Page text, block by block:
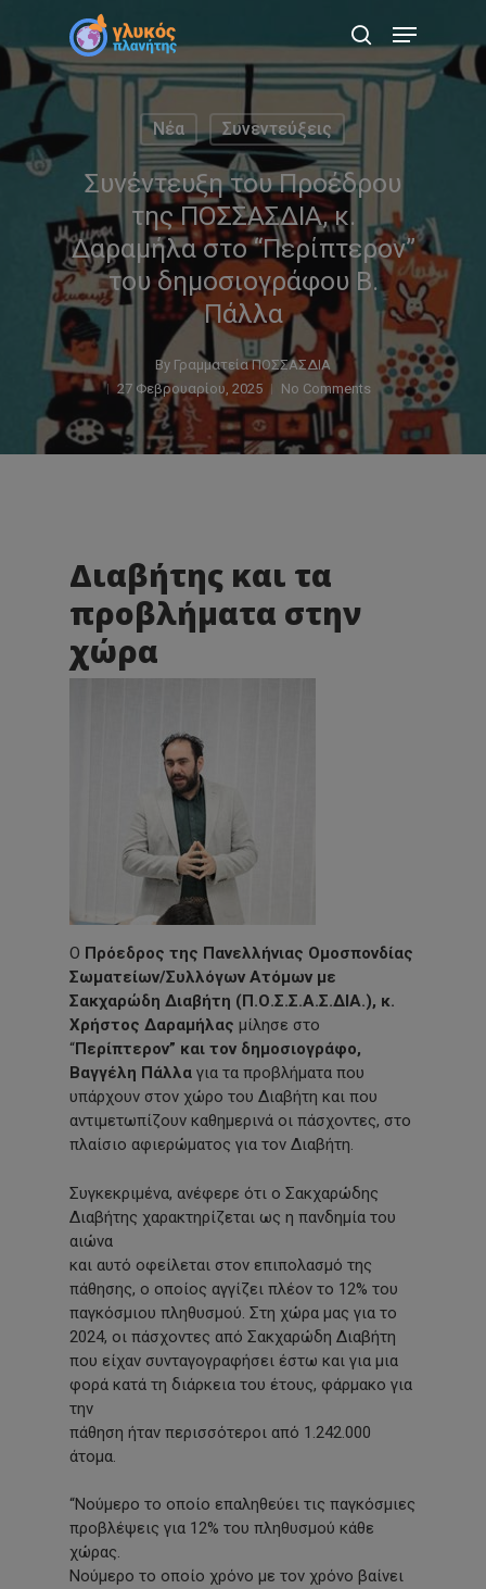
main
content
search
Menu
Νέα Συνεντεύξεις
Συνέντευξη του Προέδρου
της ΠΟΣΣΑΣΔΙΑ, κ.
Δαραμήλα στο “Περίπτερον”
του δημοσιογράφου Β.
Πάλλα
By Γραμματεία ΠΟΣΣΑΣΔΙΑ
27 Φεβρουαρίου, 2025
No Comments
Διαβήτης και τα
προβλήματα στην
χώρα
Ο Πρόεδρος της Πανελλήνιας Ομοσπονδίας
Σωματείων/Συλλόγων Ατόμων με
Σακχαρώδη Διαβήτη (Π.Ο.Σ.Σ.Α.Σ.ΔΙΑ.), κ.
Χρήστος Δαραμήλας μίλησε στο
“Περίπτερον” και τον δημοσιογράφο,
Βαγγέλη Πάλλα για τα προβλήματα που
υπάρχουν στον χώρο του Διαβήτη και που
αντιμετωπίζουν καθημερινά οι πάσχοντες, στο
πλαίσιο αφιερώματος για τον Διαβήτη.
Συγκεκριμένα, ανέφερε ότι ο Σακχαρώδης
Διαβήτης χαρακτηρίζεται ως η πανδημία του
αιώνα
και αυτό οφείλεται στον επιπολασμό της
πάθησης, ο οποίος αγγίζει πλέον το 12% του
παγκόσμιου πληθυσμού. Στη χώρα μας για το
2024, οι πάσχοντες από Σακχαρώδη Διαβήτη
που είχαν συνταγογραφήσει έστω και για μια
φορά κατά τη διάρκεια του έτους, φάρμακο για
την
πάθηση ήταν περισσότεροι από 1.242.000
άτομα.
“Νούμερο το οποίο επαληθεύει τις παγκόσμιες
προβλέψεις για 12% του πληθυσμού κάθε
χώρας.
Νούμερο το οποίο χρόνο με τον χρόνο βαίνει